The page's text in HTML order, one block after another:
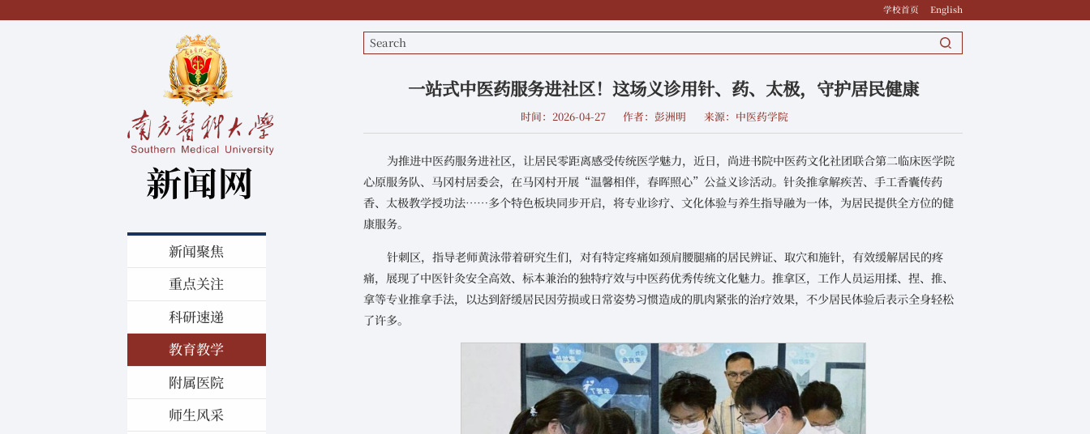
学校首页 English
新闻聚焦
重点关注
科研速递
教育教学
附属医院
师生风采
一站式中医药服务进社区！这场义诊用针、药、太极，守护居民健康
时间：2026-04-27 作者：彭洲明 来源：中医药学院
为推进中医药服务进社区，让居民零距离感受传统医学魅力，近日，尚进书院中医药文化社团联合第二临床医学院
心原服务队、马冈村居委会，在马冈村开展“温馨相伴，春晖照心”公益义诊活动。针灸推拿解疾苦、手工香囊传药
香、太极教学授功法……多个特色板块同步开启，将专业诊疗、文化体验与养生指导融为一体，为居民提供全方位的健
康服务。
针刺区，指导老师黄泳带着研究生们，对有特定疼痛如颈肩腰腿痛的居民辨证、取穴和施针，有效缓解居民的疼
痛，展现了中医针灸安全高效、标本兼治的独特疗效与中医药优秀传统文化魅力。推拿区，工作人员运用揉、捏、推、
拿等专业推拿手法，以达到舒缓居民因劳损或日常姿势习惯造成的肌肉紧张的治疗效果，不少居民体验后表示全身轻松
了许多。